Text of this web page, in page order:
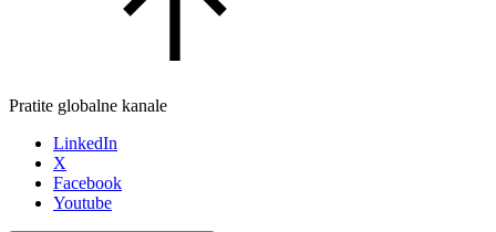
Pratite globalne kanale
LinkedIn
X
Facebook
Youtube